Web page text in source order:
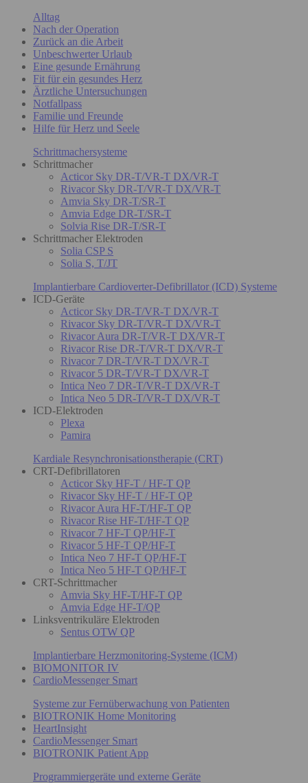
Alltag
Nach der Operation
Zurück an die Arbeit
Unbeschwerter Urlaub
Eine gesunde Ernährung
Fit für ein gesundes Herz
Ärztliche Untersuchungen
Notfallpass
Familie und Freunde
Hilfe für Herz und Seele
Schrittmachersysteme
Schrittmacher
Acticor Sky DR-T/VR-T DX/VR-T
Rivacor Sky DR-T/VR-T DX/VR-T
Amvia Sky DR-T/SR-T
Amvia Edge DR-T/SR-T
Solvia Rise DR-T/SR-T
Schrittmacher Elektroden
Solia CSP S
Solia S, T/JT
Implantierbare Cardioverter-Defibrillator (ICD) Systeme
ICD-Geräte
Acticor Sky DR-T/VR-T DX/VR-T
Rivacor Sky DR-T/VR-T DX/VR-T
Rivacor Aura DR-T/VR-T DX/VR-T
Rivacor Rise DR-T/VR-T DX/VR-T
Rivacor 7 DR-T/VR-T DX/VR-T
Rivacor 5 DR-T/VR-T DX/VR-T
Intica Neo 7 DR-T/VR-T DX/VR-T
Intica Neo 5 DR-T/VR-T DX/VR-T
ICD-Elektroden
Plexa
Pamira
Kardiale Resynchronisationstherapie (CRT)
CRT-Defibrillatoren
Acticor Sky HF-T / HF-T QP
Rivacor Sky HF-T / HF-T QP
Rivacor Aura HF-T/HF-T QP
Rivacor Rise HF-T/HF-T QP
Rivacor 7 HF-T QP/HF-T
Rivacor 5 HF-T QP/HF-T
Intica Neo 7 HF-T QP/HF-T
Intica Neo 5 HF-T QP/HF-T
CRT-Schrittmacher
Amvia Sky HF-T/HF-T QP
Amvia Edge HF-T/QP
Linksventrikuläre Elektroden
Sentus OTW QP
Implantierbare Herzmonitoring-Systeme (ICM)
BIOMONITOR IV
CardioMessenger Smart
Systeme zur Fernüberwachung von Patienten
BIOTRONIK Home Monitoring
HeartInsight
CardioMessenger Smart
BIOTRONIK Patient App
Programmiergeräte und externe Geräte